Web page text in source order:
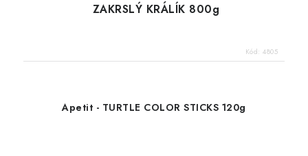
ZAKRSLÝ KRÁLÍK 800g
Kód: 4805
Apetit - TURTLE COLOR STICKS 120g